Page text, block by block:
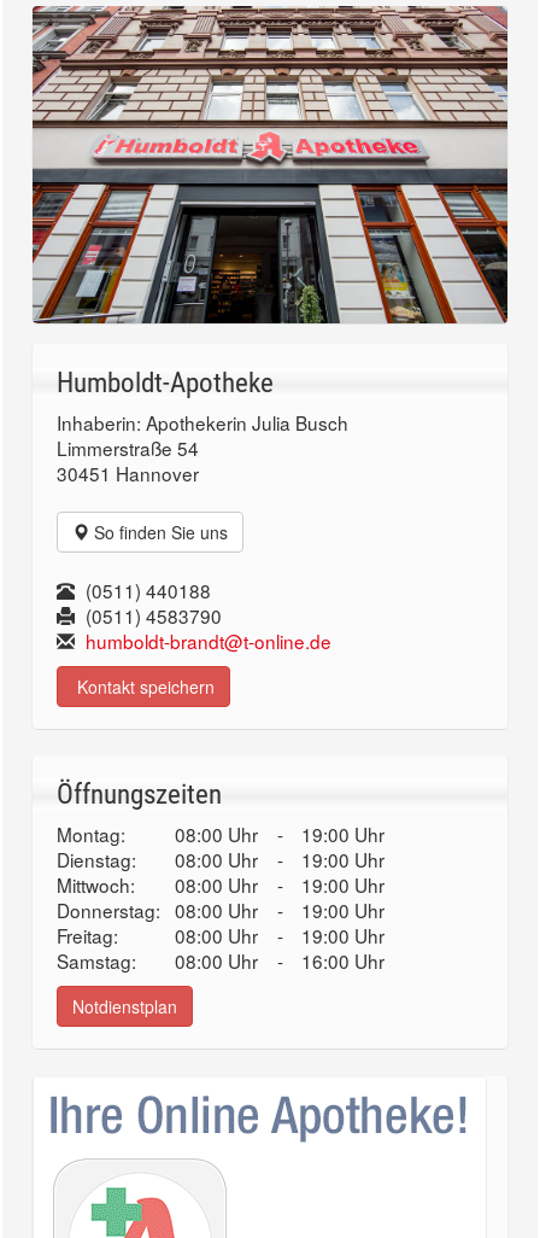
Humboldt-Apotheke
Inhaberin: Apothekerin Julia Busch
Limmerstraße 54
30451 Hannover
So finden Sie uns
(0511) 440188
(0511) 4583790
humboldt-brandt@t-online.de
Kontakt speichern
Öffnungszeiten
Montag: 08:00 Uhr -
19:00 Uhr
Dienstag:
08:00 Uhr -
19:00 Uhr
Mittwoch:
08:00 Uhr -
19:00 Uhr
Donnerstag: 08:00 Uhr -
19:00 Uhr
Freitag:
08:00 Uhr -
19:00 Uhr
Samstag:
08:00 Uhr - 16:00 Uhr
Notdienstplan